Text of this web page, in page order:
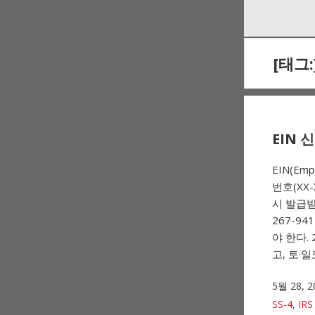
[태그
EIN
번호
시 발급
267-
야 한다.
고, 토·
5월 28,
SS-4,